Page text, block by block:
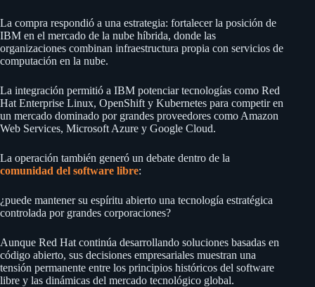
La compra respondió a una estrategia: fortalecer la posición de
IBM en el mercado de la nube híbrida, donde las
organizaciones combinan infraestructura propia con servicios de
computación en la nube.
La integración permitió a IBM potenciar tecnologías como Red
Hat Enterprise Linux, OpenShift y Kubernetes para competir en
un mercado dominado por grandes proveedores como Amazon
Web Services, Microsoft Azure y Google Cloud.
La operación también generó un debate dentro de la
comunidad del software libre:
¿puede mantener su espíritu abierto una tecnología estratégica
controlada por grandes corporaciones?
Aunque Red Hat continúa desarrollando soluciones basadas en
código abierto, sus decisiones empresariales muestran una
tensión permanente entre los principios históricos del software
libre y las dinámicas del mercado tecnológico global.